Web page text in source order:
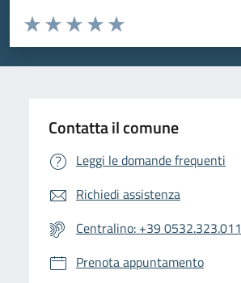
Valuta da 1 a 5 stelle la pagina
Valuta 5 stelle su 5
Valuta 4 stelle su 5
Valuta 3 stelle su 5
Valuta 2 stelle su 5
Valuta 1 stelle su 5
Contatta il comune
Leggi le domande frequenti
Richiedi assistenza
Centralino: +39 0532.323.011
Prenota appuntamento